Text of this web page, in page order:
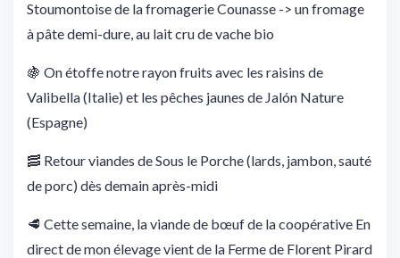
Stoumontoise de la fromagerie Counasse -> un fromage
à pâte demi-dure, au lait cru de vache bio
🍇 On étoffe notre rayon fruits avec les raisins de
Valibella (Italie) et les pêches jaunes de Jalón Nature
(Espagne)
🥓 Retour viandes de Sous le Porche (lards, jambon, sauté
de porc) dès demain après-midi
🥩 Cette semaine, la viande de bœuf de la coopérative En
direct de mon élevage vient de la Ferme de Florent Pirard